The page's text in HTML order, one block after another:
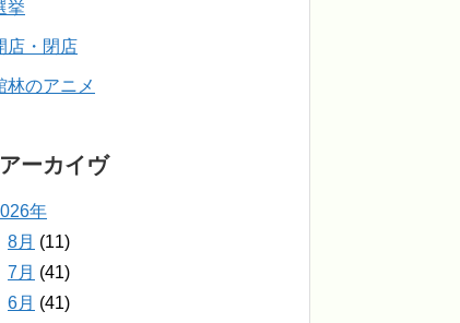
挙
店・閉店
林のアニメ
アーカイヴ
年
8月 (11)
7月 (41)
6月 (41)